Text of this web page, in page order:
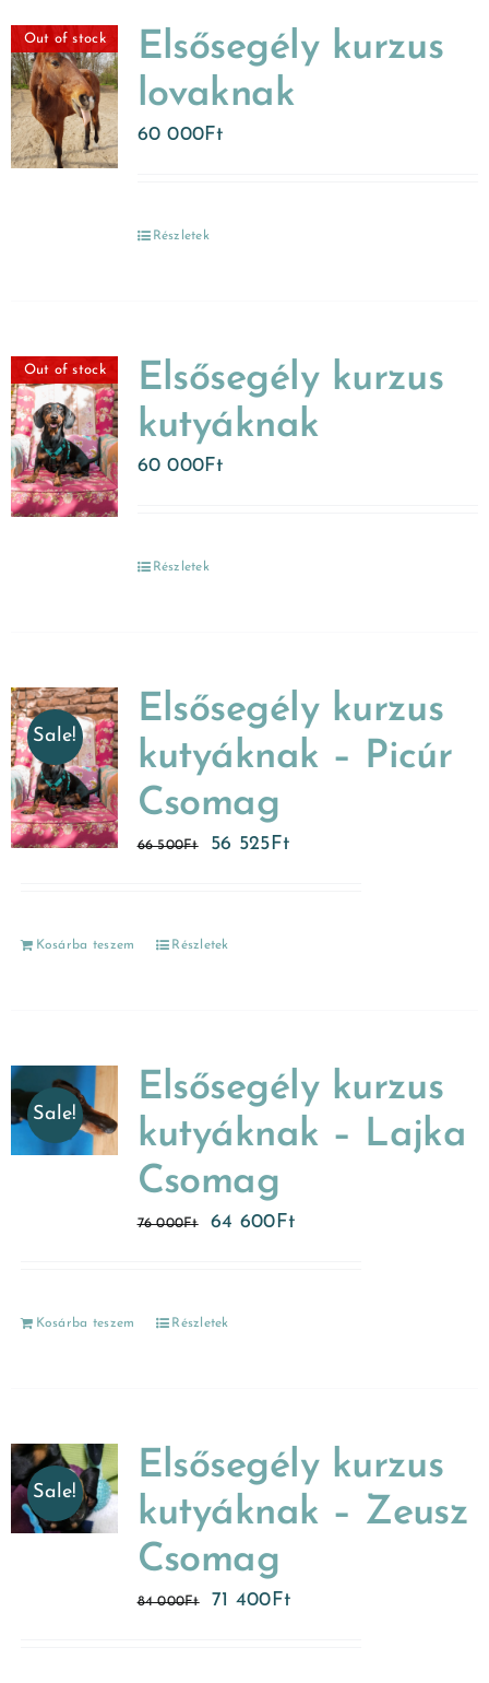
Out of stock
Elsősegély kurzus
lovaknak
60 000Ft
Részletek
Out of stock
Elsősegély kurzus
kutyáknak
60 000Ft
Részletek
Sale!
Elsősegély kurzus
kutyáknak – Picúr
Csomag
66 500Ft 56 525Ft
Kosárba teszem Részletek
Sale!
Elsősegély kurzus
kutyáknak – Lajka
Csomag
76 000Ft 64 600Ft
Kosárba teszem Részletek
Sale!
Elsősegély kurzus
kutyáknak – Zeusz
Csomag
84 000Ft 71 400Ft